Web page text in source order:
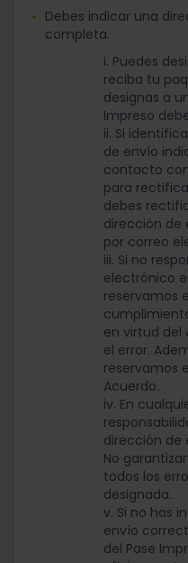
Debes indicar una
completa.
i. Puedes
reciba tu
designas a
Impreso
ii. Si
de envío
contacto
para
debes
dirección
por correo
iii. Si no
electrónico
reservamos
en virtud del
el error.
reservamos
Acuerdo.
iv. En
dirección de
No
todos los
designada.
v. Si no has
envío
del Pase